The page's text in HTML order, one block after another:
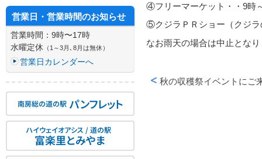
④フリーマーケット・・9時
⑤クジラＰＲショー（クジ
なお雨天の場合は中止とな
投稿ナビゲーション
秋の収穫祭イベントにご
営業日・営業時間のお知らせ
営業時間：9時〜17時
水曜定休 （1～3月､8月は無休）
営業日カレンダーへ
南房総の道の駅 パンフレット
ハイウェイオアシス / 道の駅
富楽里とみやま